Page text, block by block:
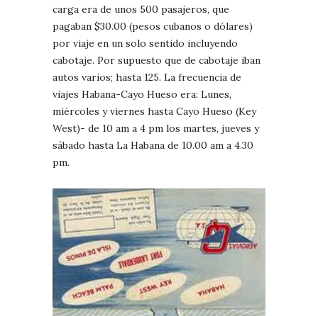
carga era de unos 500 pasajeros, que
pagaban $30.00 (pesos cubanos o dólares)
por viaje en un solo sentido incluyendo
cabotaje. Por supuesto que de cabotaje iban
autos varios; hasta 125. La frecuencia de
viajes Habana-Cayo Hueso era: Lunes,
miércoles y viernes hasta Cayo Hueso (Key
West)- de 10 am a 4 pm los martes, jueves y
sábado hasta La Habana de 10.00 am a 4.30
pm.